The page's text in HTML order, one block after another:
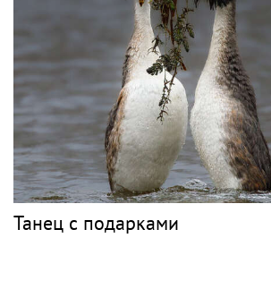
Танец с подарками